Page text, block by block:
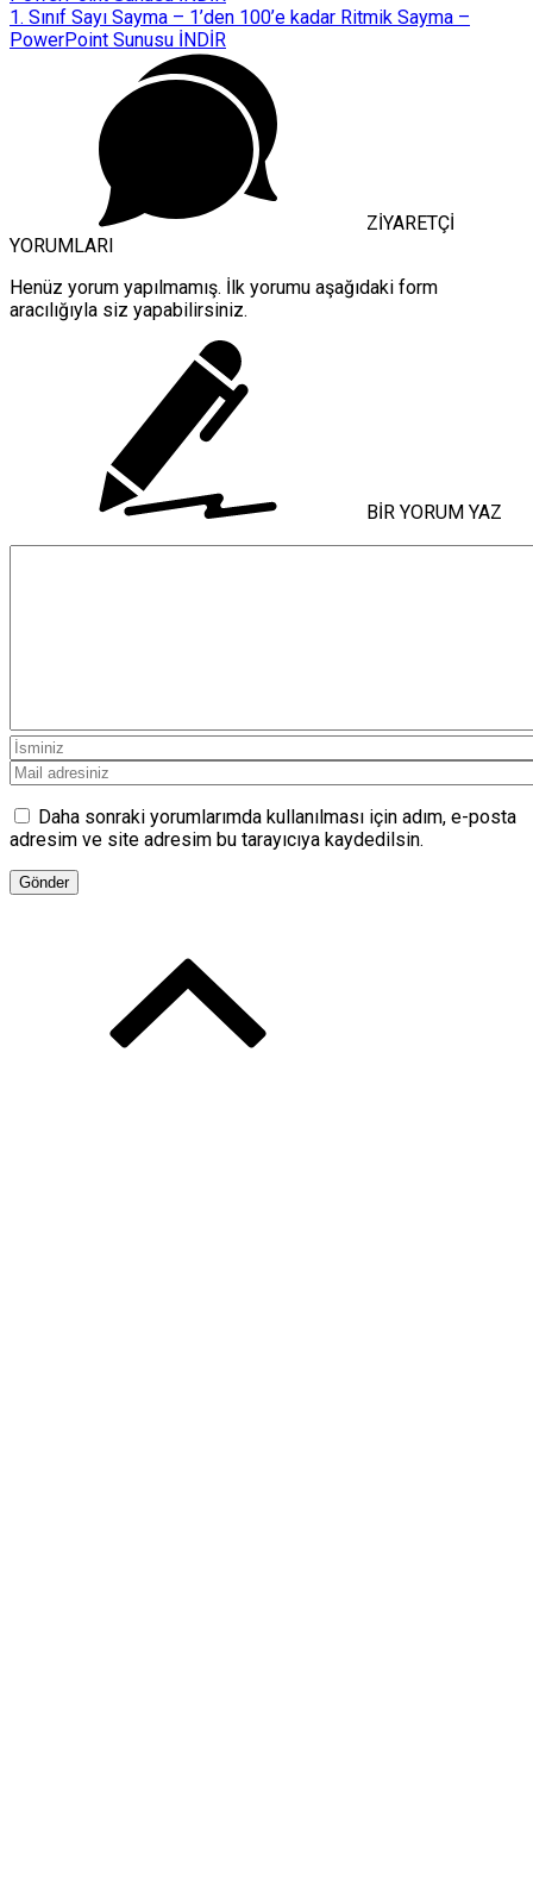
1. Sınıf Sayı Sayma – 1’den 100’e kadar Ritmik Sayma –
PowerPoint Sunusu İNDİR
ZİYARETÇİ
YORUMLARI
Henüz yorum yapılmamış. İlk yorumu aşağıdaki form
aracılığıyla siz yapabilirsiniz.
BİR YORUM YAZ
Daha sonraki yorumlarımda kullanılması için adım, e-posta
adresim ve site adresim bu tarayıcıya kaydedilsin.